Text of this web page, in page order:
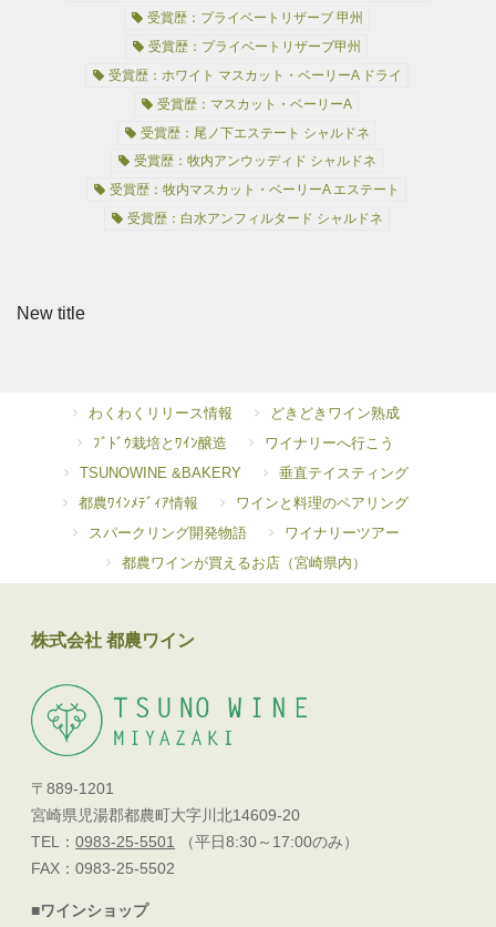
受賞歴：プライベートリザーブ 甲州
受賞歴：プライベートリザーブ甲州
受賞歴：ホワイト マスカット・ベーリーA ドライ
受賞歴：マスカット・ベーリーA
受賞歴：尾ノ下エステート シャルドネ
受賞歴：牧内アンウッディド シャルドネ
受賞歴：牧内マスカット・ベーリーA エステート
受賞歴：白水アンフィルタード シャルドネ
New title
わくわくリリース情報
どきどきワイン熟成
ﾌﾞﾄﾞｳ栽培とﾜｲﾝ醸造
ワイナリーへ行こう
TSUNOWINE &BAKERY
垂直テイスティング
都農ﾜｲﾝﾒﾃﾞｨｱ情報
ワインと料理のペアリング
スパークリング開発物語
ワイナリーツアー
都農ワインが買えるお店（宮崎県内）
株式会社 都農ワイン
〒889-1201
宮崎県児湯郡都農町大字川北14609-20
TEL：0983-25-5501
（平日8:30～17:00のみ）
FAX：0983-25-5502
■ワインショップ